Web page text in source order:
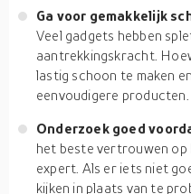
Ga voor gemakkelijk
Veel gadgets hebben
aantrekkingskracht.
lastig schoon te maken
eenvoudigere producten.
Onderzoek goed
het beste vertrouwen
expert. Als er iets niet
kijken in plaats van te